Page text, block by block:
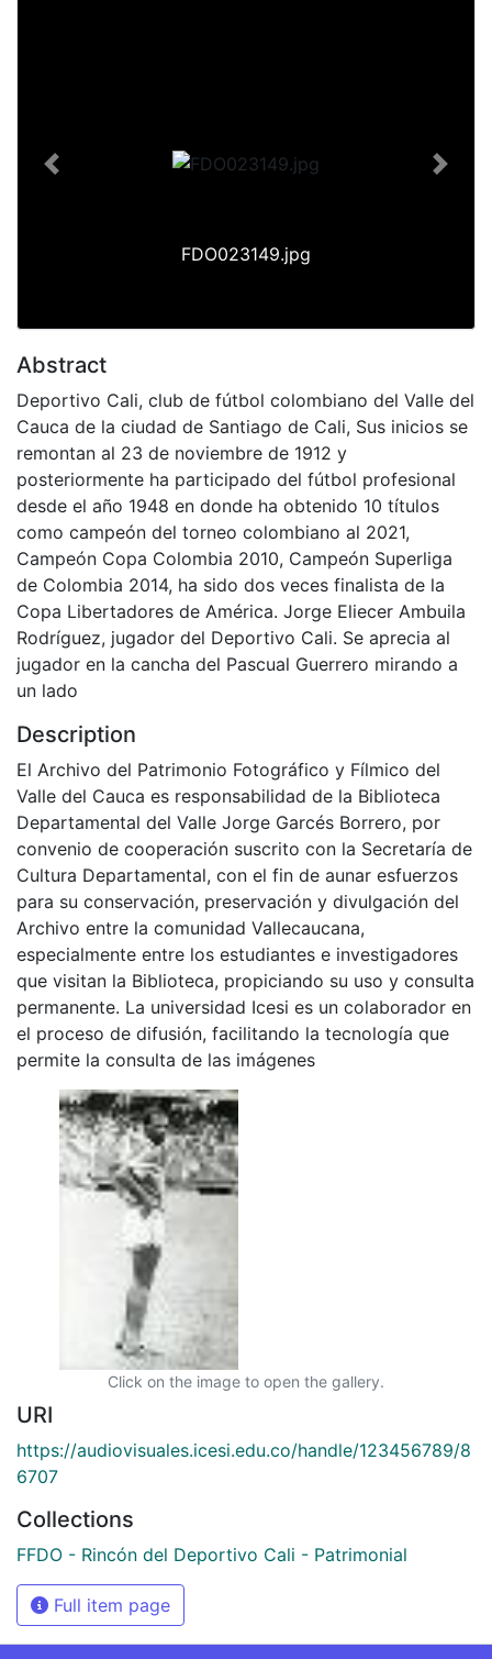
FDO023149.jpg
Previous Next
Abstract
Deportivo Cali, club de fútbol colombiano del Valle del
Cauca de la ciudad de Santiago de Cali, Sus inicios se
remontan al 23 de noviembre de 1912 y
posteriormente ha participado del fútbol profesional
desde el año 1948 en donde ha obtenido 10 títulos
como campeón del torneo colombiano al 2021,
Campeón Copa Colombia 2010, Campeón Superliga
de Colombia 2014, ha sido dos veces finalista de la
Copa Libertadores de América. Jorge Eliecer Ambuila
Rodríguez, jugador del Deportivo Cali. Se aprecia al
jugador en la cancha del Pascual Guerrero mirando a
un lado
Description
El Archivo del Patrimonio Fotográfico y Fílmico del
Valle del Cauca es responsabilidad de la Biblioteca
Departamental del Valle Jorge Garcés Borrero, por
convenio de cooperación suscrito con la Secretaría de
Cultura Departamental, con el fin de aunar esfuerzos
para su conservación, preservación y divulgación del
Archivo entre la comunidad Vallecaucana,
especialmente entre los estudiantes e investigadores
que visitan la Biblioteca, propiciando su uso y consulta
permanente. La universidad Icesi es un colaborador en
el proceso de difusión, facilitando la tecnología que
permite la consulta de las imágenes
Click on the image to open the gallery.
URI
https://audiovisuales.icesi.edu.co/handle/123456789/8
6707
Collections
FFDO - Rincón del Deportivo Cali - Patrimonial
Full item page